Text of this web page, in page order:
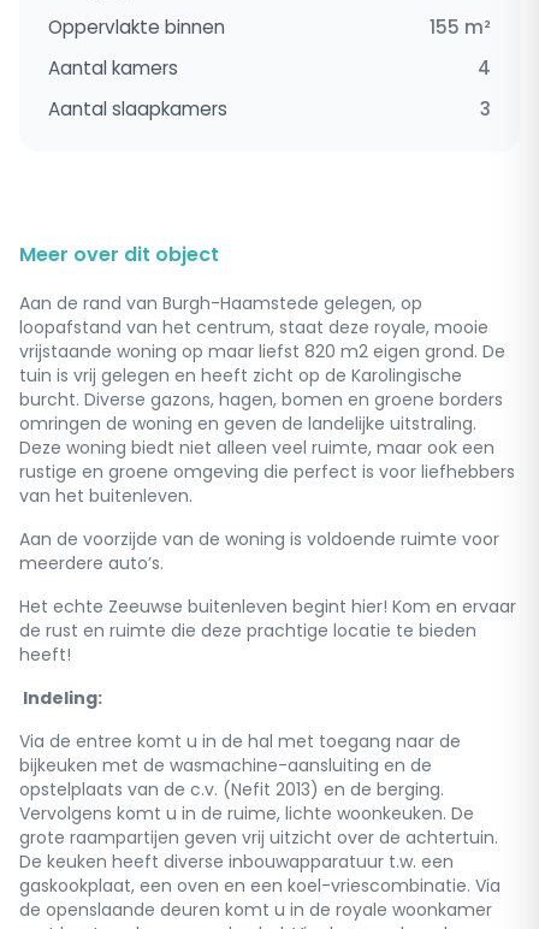
Meer over dit object
Aan de rand van Burgh-Haamstede gelegen, op
loopafstand van het centrum, staat deze royale, mooie
vrijstaande woning op maar liefst 820 m2 eigen grond. De
tuin is vrij gelegen en heeft zicht op de Karolingische
burcht. Diverse gazons, hagen, bomen en groene borders
omringen de woning en geven de landelijke uitstraling.
Deze woning biedt niet alleen veel ruimte, maar ook een
rustige en groene omgeving die perfect is voor liefhebbers
van het buitenleven.
Aan de voorzijde van de woning is voldoende ruimte voor
meerdere auto’s.
Het echte Zeeuwse buitenleven begint hier! Kom en ervaar
de rust en ruimte die deze prachtige locatie te bieden
heeft!
Indeling:
Via de entree komt u in de hal met toegang naar de
bijkeuken met de wasmachine-aansluiting en de
opstelplaats van de c.v. (Nefit 2013) en de berging.
Vervolgens komt u in de ruime, lichte woonkeuken. De
grote raampartijen geven vrij uitzicht over de achtertuin.
De keuken heeft diverse inbouwapparatuur t.w. een
gaskookplaat, een oven en een koel-vriescombinatie. Via
de openslaande deuren komt u in de royale woonkamer
Oppervlakte binnen
155 m²
Aantal kamers
4
Aantal slaapkamers
3